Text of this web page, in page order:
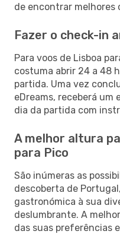
de encontrar melhores
Fazer o check-in
Para voos de Lisboa
costuma abrir 24 a 48
partida. Uma vez
eDreams, receberá um
dia da partida com
A melhor altura
para Pico
São inúmeras as
descoberta de
gastronómica à sua
deslumbrante. A
das suas preferências